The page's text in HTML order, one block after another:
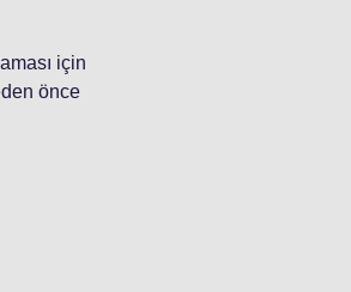
için
önce